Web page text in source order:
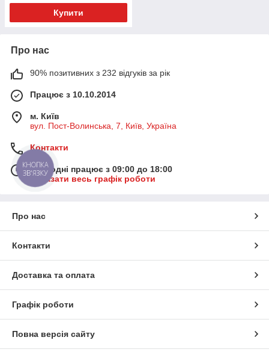
Купити
Про нас
90% позитивних з 232 відгуків за рік
Працює з 10.10.2014
м. Київ
вул. Пост-Волинська, 7, Київ, Україна
Контакти
Сьогодні працює з 09:00 до 18:00
Показати весь графік роботи
Про нас
Контакти
Доставка та оплата
Графік роботи
Повна версія сайту
КНОПКА
ЗВ'ЯЗКУ